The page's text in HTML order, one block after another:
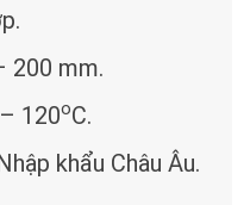
200 mm.
120oC.
khẩu Châu Âu.